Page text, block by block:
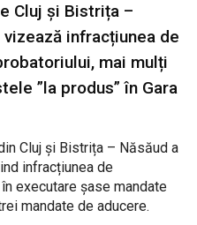
Cluj și Bistrița –
infracțiunea de
mai mulți
”la produs” în Gara
Cluj și Bistrița – Năsăud a
infracțiunea de
executare șase mandate
mandate de aducere.